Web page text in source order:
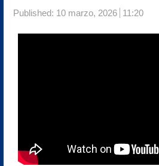
Published: 10 marzo, 2026 11:20